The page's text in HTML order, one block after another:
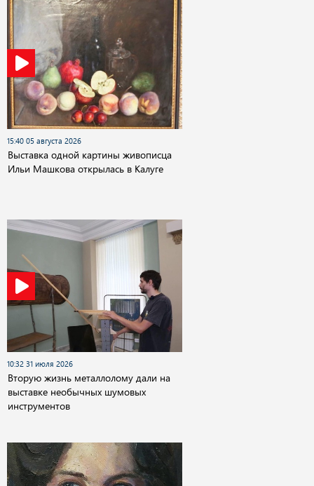
15:40 05 августа 2026
Выставка одной картины живописца
Ильи Машкова открылась в Калуге
10:32 31 июля 2026
Вторую жизнь металлолому дали на
выставке необычных шумовых
инструментов